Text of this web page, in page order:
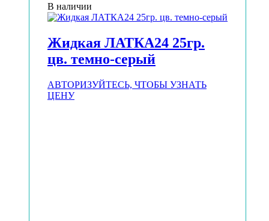
В наличии
Жидкая ЛАТКА24 25гр.
цв. темно-серый
АВТОРИЗУЙТЕСЬ, ЧТОБЫ УЗНАТЬ
ЦЕНУ